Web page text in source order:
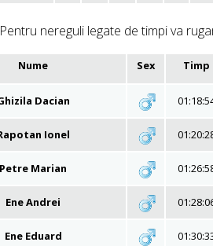
Pentru nereguli legate de timpi va